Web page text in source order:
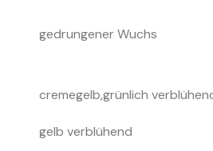
gedrungener Wuchs
cremegelb,grünlich
gelb verblühend